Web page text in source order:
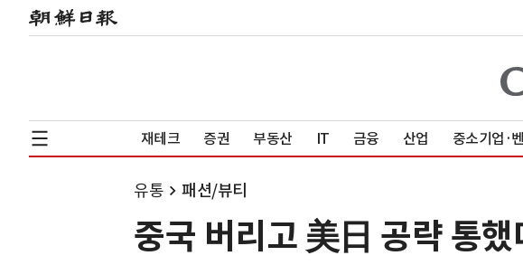
재테크 증권 부동산 IT 금융 산업 중소기업·
유통 패션/뷰티
중국 버리고 美日 공략 통